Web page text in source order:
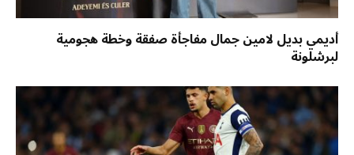
أديمي بديل لامين جمال مفاجأة صفقة وخطة هجومية
لبرشلونة